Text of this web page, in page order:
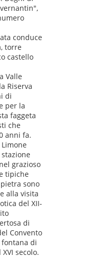
conduce
torre
castello
Valle
Riserva
di
per la
faggeta
che
anni fa.
grazioso
tipiche
sono
alla visita
del XII-
di
Convento
fontana di
secolo.